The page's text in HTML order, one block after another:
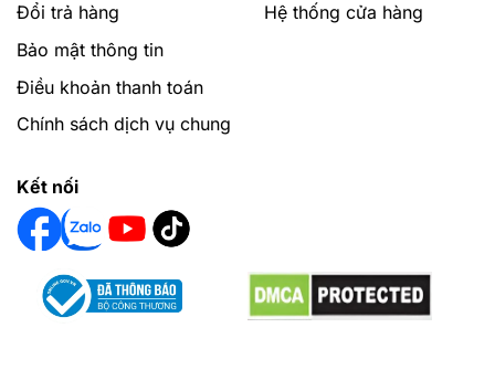
Đổi trả hàng
Bảo mật thông tin
Điều khoản thanh toán
Chính sách dịch vụ chung
Hệ thống cửa hàng
Kết nối